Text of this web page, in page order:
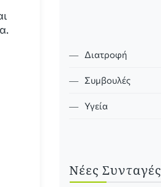
― Διατροφή
― Συμβουλές
― Υγεία
Νέες Συνταγές